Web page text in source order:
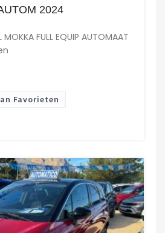
2024
FULL EQUIP AUTOMAAT
Favorieten